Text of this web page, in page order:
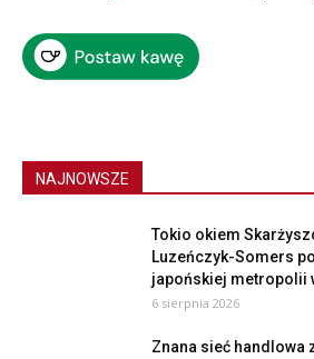
NAJNOWSZE
Tokio okiem
Luzeńczyk-Somers
japońskiej metropolii
6 sierpnia 2026
Znana sieć handlowa